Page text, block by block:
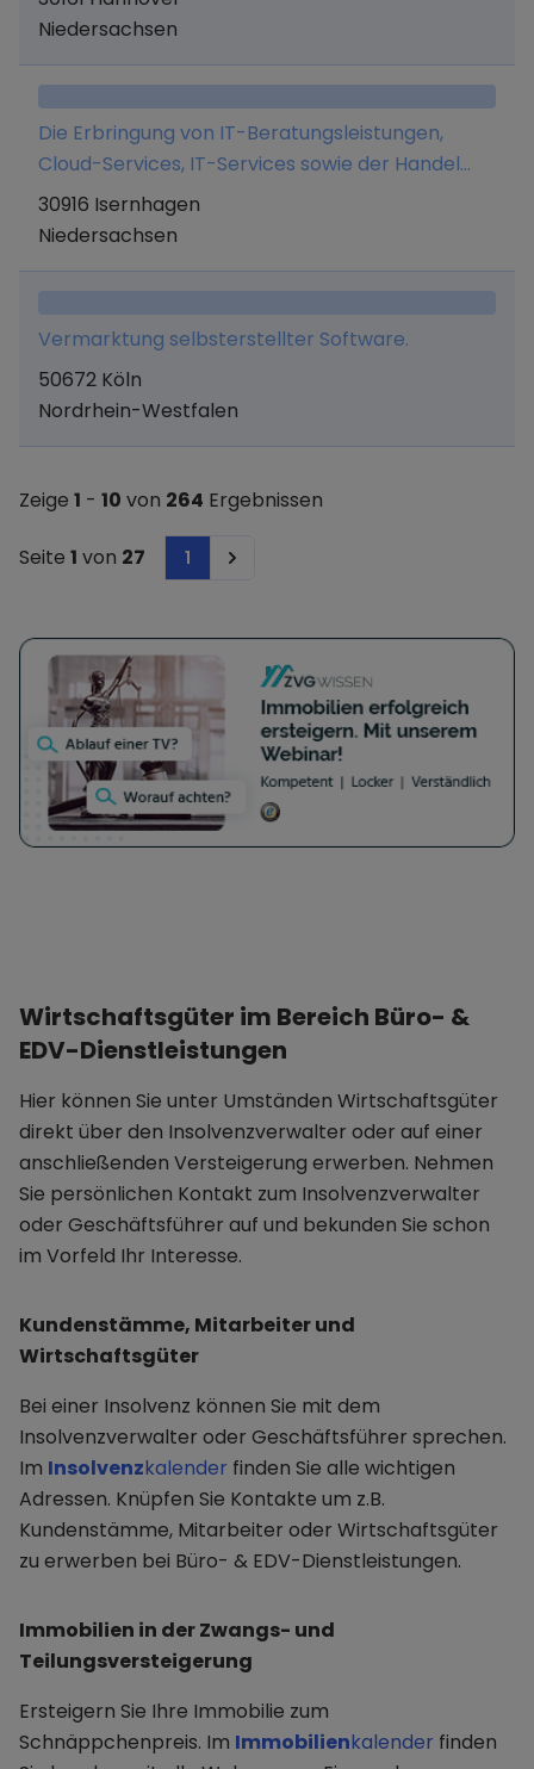
Vertrieb von Computerspielen und anderen
Vermarktungsplattformen sowie der Betrieb
von Onlineportalen und Onlineservices.
Niedersachsen
Die Erbringung von IT-Beratungsleistungen,
Cloud-Services, IT-Services sowie der Handel
von Hard- und Software.
30916 Isernhagen
Niedersachsen
Vermarktung selbsterstellter Software.
50672 Köln
Nordrhein-Westfalen
Zeige 1 - 10 von 264 Ergebnissen
Seite 1 von 27 1 Next
Wirtschaftsgüter im Bereich Büro- &
EDV-Dienstleistungen
Hier können Sie unter Umständen Wirtschaftsgüter
direkt über den Insolvenzverwalter oder auf einer
anschließenden Versteigerung erwerben. Nehmen
Sie persönlichen Kontakt zum Insolvenzverwalter
oder Geschäftsführer auf und bekunden Sie schon
im Vorfeld Ihr Interesse.
Kundenstämme, Mitarbeiter und
Wirtschaftsgüter
Bei einer Insolvenz können Sie mit dem
Insolvenzverwalter oder Geschäftsführer sprechen.
Im Insolvenzkalender finden Sie alle wichtigen
Adressen. Knüpfen Sie Kontakte um z.B.
Kundenstämme, Mitarbeiter oder Wirtschaftsgüter
zu erwerben bei Büro- & EDV-Dienstleistungen.
Immobilien in der Zwangs- und
Teilungsversteigerung
Ersteigern Sie Ihre Immobilie zum
Schnäppchenpreis. Im Immobilienkalender finden